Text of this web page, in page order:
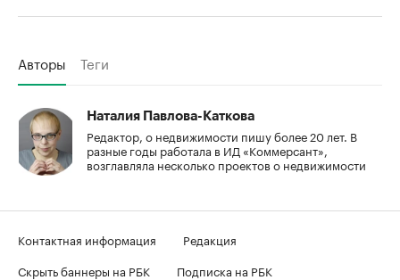
Авторы Теги
Наталия Павлова-Каткова
Редактор, о недвижимости пишу более 20 лет. В
разные годы работала в ИД «Коммерсант»,
возглавляла несколько проектов о недвижимости
Контактная информация
Редакция
Скрыть баннеры на РБК
Подписка на РБК